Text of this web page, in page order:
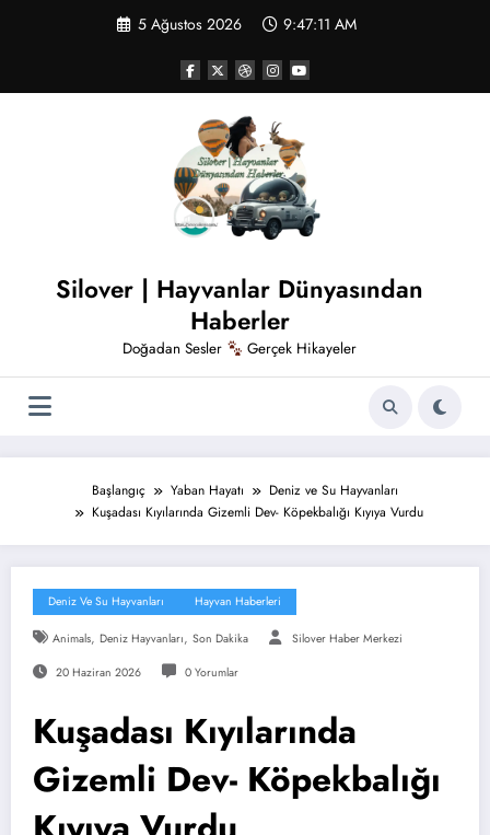
5 Ağustos 2026 9:47:11 AM
Silover | Hayvanlar Dünyasından
Haberler
Doğadan Sesler Gerçek Hikayeler
Başlangıç Yaban Hayatı
Deniz ve Su Hayvanları
Kuşadası Kıyılarında Gizemli Dev- Köpekbalığı Kıyıya Vurdu
Deniz Ve Su Hayvanları Hayvan Haberleri
Animals, Deniz Hayvanları, Son Dakika Silover Haber Merkezi
20 Haziran 2026 0 Yorumlar
Kuşadası Kıyılarında
Gizemli Dev- Köpekbalığı